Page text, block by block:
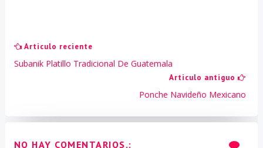
Articulo reciente
Subanik Platillo Tradicional De Guatemala
Articulo antiguo
Ponche Navideño Mexicano
NO HAY COMENTARIOS.: